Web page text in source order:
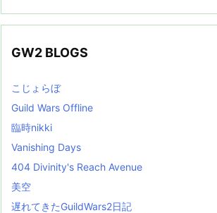
GW2 BLOGS
こじょらぼ
Guild Wars Offline
臨時nikki
Vanishing Days
404 Divinity's Reach Avenue
美空
遅れてきたGuildWars2日記